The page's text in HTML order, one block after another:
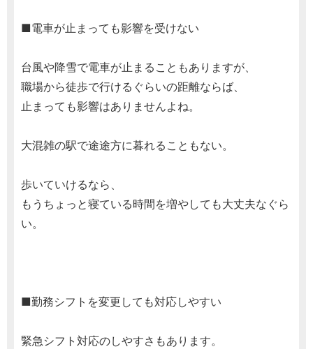
■電車が止まっても影響を受けない
台風や降雪で電車が止まることもありますが、
職場から徒歩で行けるぐらいの距離ならば、
止まっても影響はありませんよね。
大混雑の駅で途途方に暮れることもない。
歩いていけるなら、
もうちょっと寝ている時間を増やしても大丈夫なぐら
い。
■勤務シフトを変更しても対応しやすい
緊急シフト対応のしやすさもあります。